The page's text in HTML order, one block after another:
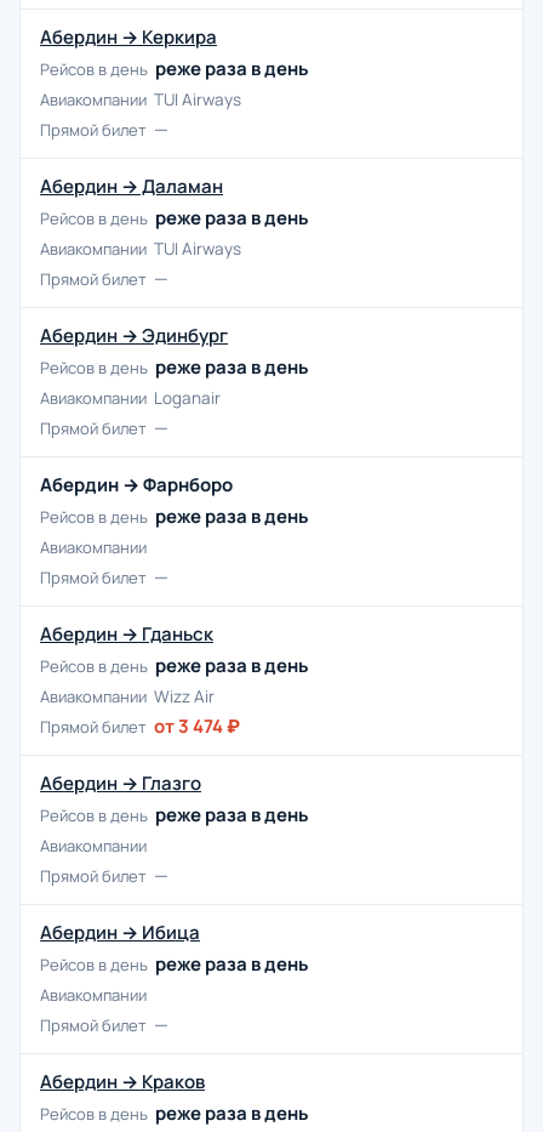
Абердин → Керкира
Рейсов в день реже раза в день
Авиакомпании TUI Airways
Прямой билет —
Абердин → Даламан
Рейсов в день реже раза в день
Авиакомпании TUI Airways
Прямой билет —
Абердин → Эдинбург
Рейсов в день реже раза в день
Авиакомпании Loganair
Прямой билет —
Абердин → Фарнборо
Рейсов в день реже раза в день
Авиакомпании
Прямой билет —
Абердин → Гданьск
Рейсов в день реже раза в день
Авиакомпании Wizz Air
Прямой билет от 3 474 ₽
Абердин → Глазго
Рейсов в день реже раза в день
Авиакомпании
Прямой билет —
Абердин → Ибица
Рейсов в день реже раза в день
Авиакомпании
Прямой билет —
Абердин → Краков
Рейсов в день реже раза в день